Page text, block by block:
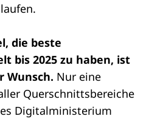
die beste
bis 2025 zu haben, ist
Wunsch. Nur eine
Querschnittsbereiche
Digitalministerium